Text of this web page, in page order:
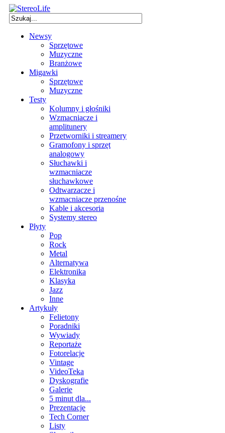
Newsy
Sprzętowe
Muzyczne
Branżowe
Migawki
Sprzętowe
Muzyczne
Testy
Kolumny i głośniki
Wzmacniacze i
amplitunery
Przetworniki i streamery
Gramofony i sprzęt
analogowy
Słuchawki i
wzmacniacze
słuchawkowe
Odtwarzacze i
wzmacniacze przenośne
Kable i akcesoria
Systemy stereo
Płyty
Pop
Rock
Metal
Alternatywa
Elektronika
Klasyka
Jazz
Inne
Artykuły
Felietony
Poradniki
Wywiady
Reportaże
Fotorelacje
Vintage
VideoTeka
Dyskografie
Galerie
5 minut dla...
Prezentacje
Tech Corner
Listy